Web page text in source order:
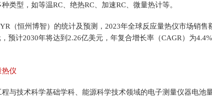
类型，如等温RC、绝热RC、加速RC、微量热计等。
恒州博智）的统计及预测，2023年全球反应量热仪市场销售
预计2030年将达到2.26亿美元，年复合增长率（CAGR）为
仪
技术科学基础学科、能源科学技术领域的电子测量仪器电池